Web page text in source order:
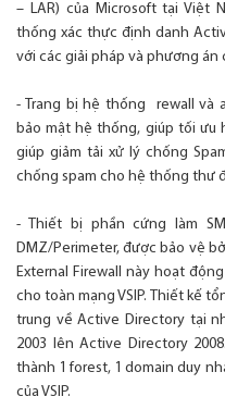
– LAR) của Microsoft tại Việt
thống xác thực định danh
với các giải pháp và phương án
- Trang bị hệ thống rewall và
bảo mật hệ thống, giúp tối ưu
giúp giảm tải xử lý chống
chống spam cho hệ thống thư
- Thiết bị phần cứng làm
DMZ/Perimeter, được bảo vệ
External Firewall này hoạt
cho toàn mạng VSIP. Thiết kế
trung về Active Directory tại
2003 lên Active Directory
thành 1 forest, 1 domain duy
của VSIP.